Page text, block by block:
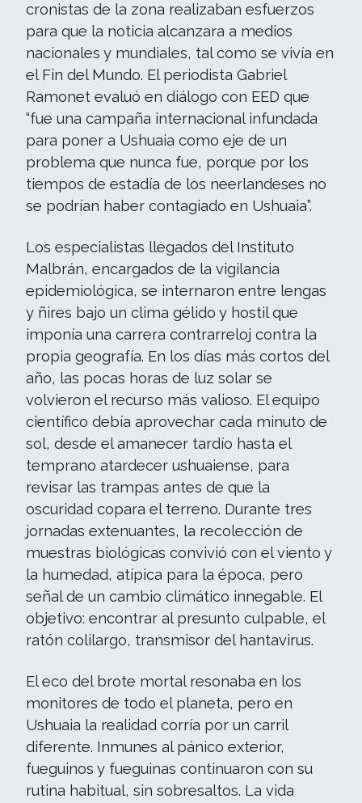
cronistas de la zona realizaban esfuerzos
para que la noticia alcanzara a medios
nacionales y mundiales, tal como se vivía en
el Fin del Mundo. El periodista Gabriel
Ramonet evaluó en diálogo con EED que
“fue una campaña internacional infundada
para poner a Ushuaia como eje de un
problema que nunca fue, porque por los
tiempos de estadía de los neerlandeses no
se podrían haber contagiado en Ushuaia”.
Los especialistas llegados del Instituto
Malbrán, encargados de la vigilancia
epidemiológica, se internaron entre lengas
y ñires bajo un clima gélido y hostil que
imponía una carrera contrarreloj contra la
propia geografía. En los días más cortos del
año, las pocas horas de luz solar se
volvieron el recurso más valioso. El equipo
científico debía aprovechar cada minuto de
sol, desde el amanecer tardío hasta el
temprano atardecer ushuaiense, para
revisar las trampas antes de que la
oscuridad copara el terreno. Durante tres
jornadas extenuantes, la recolección de
muestras biológicas convivió con el viento y
la humedad, atípica para la época, pero
señal de un cambio climático innegable. El
objetivo: encontrar al presunto culpable, el
ratón colilargo, transmisor del hantavirus.
El eco del brote mortal resonaba en los
monitores de todo el planeta, pero en
Ushuaia la realidad corría por un carril
diferente. Inmunes al pánico exterior,
fueguinos y fueguinas continuaron con su
rutina habitual, sin sobresaltos. La vida